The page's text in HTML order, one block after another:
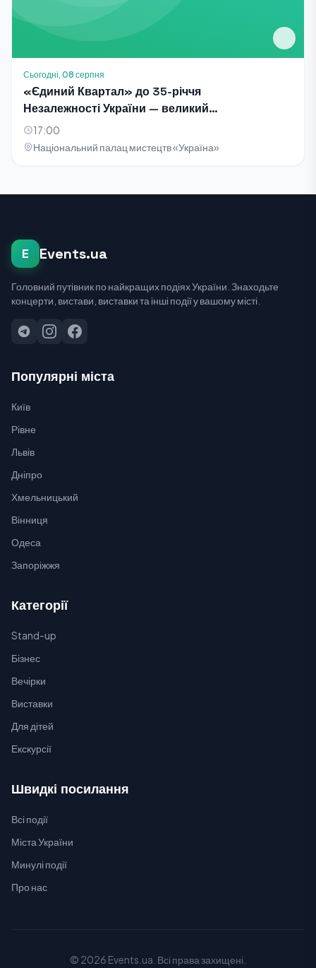
Сьогодні, 08 серпня
«Єдиний Квартал» до 35-річчя
Незалежності України — великий
благодійний концерт-телезйомка
17:00
Національний палац мистецтв «Україна»
E Events.ua
Головний путівник по найкращих подіях України. Знаходьте
концерти, вистави, виставки та інші події у вашому місті.
Популярні міста
Київ
Рівне
Львів
Дніпро
Хмельницький
Вінниця
Одеса
Запоріжжя
Категорії
Stand-up
Бізнес
Вечірки
Виставки
Для дітей
Екскурсії
Швидкі посилання
Всі події
Міста України
Минулі події
Про нас
© 2026 Events.ua. Всі права захищені.